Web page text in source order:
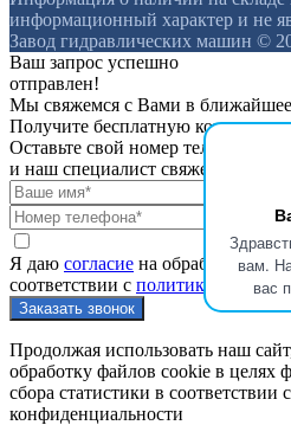
вам.
вас
информационный характер и не
Завод гидравлических машин ©
Ваш запрос успешно
отправлен!
Мы свяжемся с Вами в
Получите бесплатную
Оставьте свой номер телефона
и наш специалист свяжется с вами
Я даю согласие на обработку
соответствии с политикой
Продолжая использовать наш
обработку файлов cookie в целях
сбора статистики в соответствии с
конфиденциальности